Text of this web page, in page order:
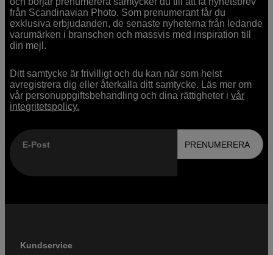
från Scandinavian Photo. Som prenumerant får du
exklusiva erbjudanden, de senaste nyheterna från ledande
varumärken i branschen och massvis med inspiration till
din mejl.
Ditt samtycke är frivilligt och du kan när som helst
avregistrera dig eller återkalla ditt samtycke. Läs mer om
vår personuppgiftsbehandling och dina rättigheter ivår
integritetspolicy.
E-Post PRENUMERERA
Kundservice